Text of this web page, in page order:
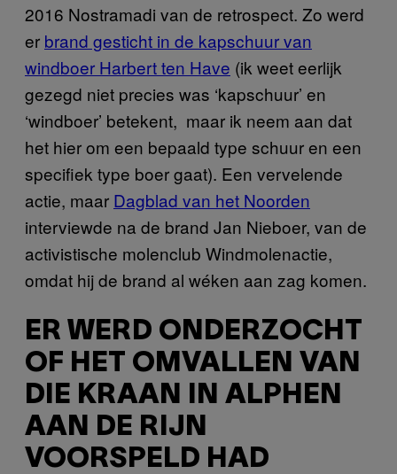
2016 Nostramadi van de retrospect. Zo werd
er brand gesticht in de kapschuur van
windboer Harbert ten Have (ik weet eerlijk
gezegd niet precies was ‘kapschuur’ en
‘windboer’ betekent, maar ik neem aan dat
het hier om een bepaald type schuur en een
specifiek type boer gaat). Een vervelende
actie, maar Dagblad van het Noorden
interviewde na de brand Jan Nieboer, van de
activistische molenclub Windmolenactie,
omdat hij de brand al wéken aan zag komen.
ER WERD ONDERZOCHT
OF HET OMVALLEN VAN
DIE KRAAN IN ALPHEN
AAN DE RIJN
VOORSPELD HAD